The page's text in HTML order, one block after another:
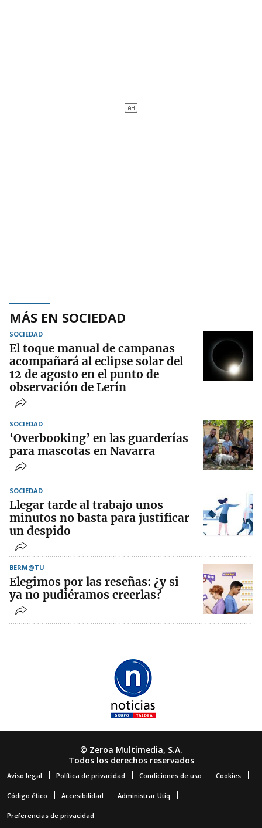
MÁS EN SOCIEDAD
SOCIEDAD
El toque manual de campanas
acompañará al eclipse solar del
12 de agosto en el punto de
observación de Lerín
SOCIEDAD
‘Overbooking’ en las guarderías
para mascotas en Navarra
SOCIEDAD
Llegar tarde al trabajo unos
minutos no basta para justificar
un despido
BERM@TU
Elegimos por las reseñas: ¿y si
ya no pudiéramos creerlas?
© Zeroa Multimedia, S.A.
Todos los derechos reservados
Aviso legal Política de privacidad Condiciones de uso Cookies
Código ético Accesibilidad Administrar Utiq
Preferencias de privacidad